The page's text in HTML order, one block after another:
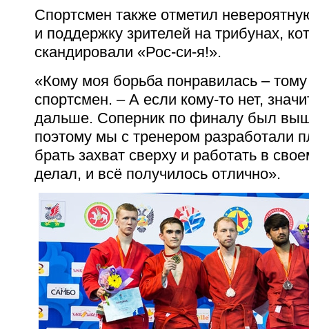
Спортсмен также отметил
и поддержку зрителей на трибунах,
скандировали «Рос-си-я!».
«Кому моя борьба понравилась –
спортсмен. – А если кому-то нет,
дальше. Соперник по финалу был
поэтому мы с тренером разработали
брать захват сверху и работать в
делал, и всё получилось отлично».